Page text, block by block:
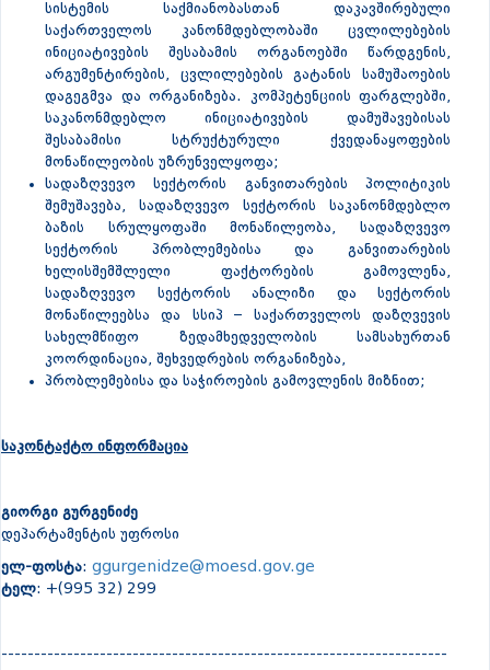
სისტემის საქმიანობასთან დაკავშირებული
საქართველოს კანონმდებლობაში ცვლილებების
ინიციატივების შესაბამის ორგანოებში წარდგენის,
არგუმენტირების, ცვლილებების გატანის სამუშაოების
დაგეგმვა და ორგანიზება. კომპეტენციის ფარგლებში,
საკანონმდებლო ინიციატივების დამუშავებისას
შესაბამისი სტრუქტურული ქვედანაყოფების
მონაწილეობის უზრუნველყოფა;
სადაზღვევო სექტორის განვითარების პოლიტიკის
შემუშავება, სადაზღვევო სექტორის საკანონმდებლო
ბაზის სრულყოფაში მონაწილეობა, სადაზღვევო
სექტორის პრობლემებისა და განვითარების
ხელისშემშლელი ფაქტორების გამოვლენა,
სადაზღვევო სექტორის ანალიზი და სექტორის
მონაწილეებსა და სსიპ – საქართველოს დაზღვევის
სახელმწიფო ზედამხედველობის სამსახურთან
კოორდინაცია, შეხვედრების ორგანიზება,
პრობლემებისა და საჭიროების გამოვლენის მიზნით;
საკონტაქტო ინფორმაცია
გიორგი გურგენიძე
დეპარტამენტის უფროსი
ელ-ფოსტა: ggurgenidze@moesd.gov.ge
ტელ: +(995 32) 299
--------------------------------------------------------------------